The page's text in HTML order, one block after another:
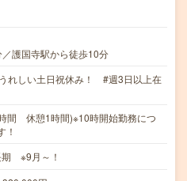
護国寺駅から徒歩10分
れしい土日祝休み！ #週3日以上在
間 休憩1時間)※10時開始勤務につ
！
※9月～！